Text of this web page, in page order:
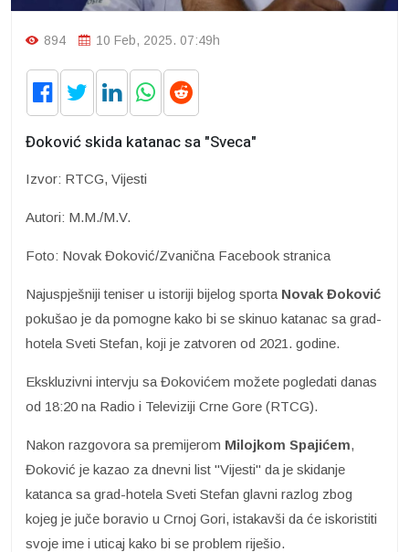
894 10 Feb, 2025. 07:49h
Đoković skida katanac sa "Sveca"
Izvor: RTCG, Vijesti
Autori: M.M./M.V.
Foto: Novak Đoković/Zvanična Facebook stranica
Najuspješniji teniser u istoriji bijelog sporta Novak Đoković
pokušao je da pomogne kako bi se skinuo katanac sa grad-
hotela Sveti Stefan, koji je zatvoren od 2021. godine.
Ekskluzivni intervju sa Đokovićem možete pogledati danas
od 18:20 na Radio i Televiziji Crne Gore (RTCG).
Nakon razgovora sa premijerom Milojkom Spajićem,
Đoković je kazao za dnevni list "Vijesti" da je skidanje
katanca sa grad-hotela Sveti Stefan glavni razlog zbog
kojeg je juče boravio u Crnoj Gori, istakavši da će iskoristiti
svoje ime i uticaj kako bi se problem riješio.